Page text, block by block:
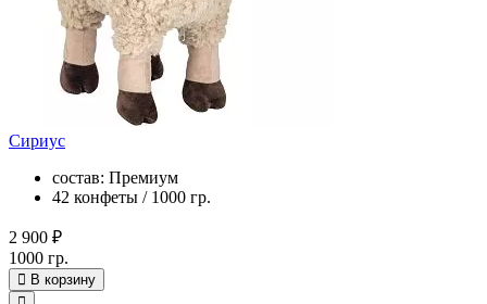
Сириус
состав: Премиум
42 конфеты / 1000 гр.
2 900 ₽
1000 гр.
В корзину